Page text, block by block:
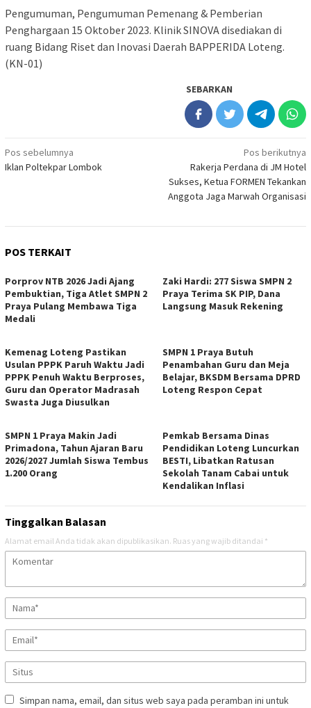
Pengumuman, Pengumuman Pemenang & Pemberian
Penghargaan 15 Oktober 2023. Klinik SINOVA disediakan di
ruang Bidang Riset dan Inovasi Daerah BAPPERIDA Loteng.
(KN-01)
SEBARKAN
Navigasi
pos
Pos sebelumnya
Iklan Poltekpar Lombok
Pos berikutnya
Rakerja Perdana di JM Hotel
Sukses, Ketua FORMEN Tekankan
Anggota Jaga Marwah Organisasi
POS TERKAIT
Porprov NTB 2026 Jadi Ajang
Pembuktian, Tiga Atlet SMPN 2
Praya Pulang Membawa Tiga
Medali
Zaki Hardi: 277 Siswa SMPN 2
Praya Terima SK PIP, Dana
Langsung Masuk Rekening
Kemenag Loteng Pastikan
Usulan PPPK Paruh Waktu Jadi
PPPK Penuh Waktu Berproses,
Guru dan Operator Madrasah
Swasta Juga Diusulkan
SMPN 1 Praya Butuh
Penambahan Guru dan Meja
Belajar, BKSDM Bersama DPRD
Loteng Respon Cepat
SMPN 1 Praya Makin Jadi
Primadona, Tahun Ajaran Baru
2026/2027 Jumlah Siswa Tembus
1.200 Orang
Pemkab Bersama Dinas
Pendidikan Loteng Luncurkan
BESTI, Libatkan Ratusan
Sekolah Tanam Cabai untuk
Kendalikan Inflasi
Tinggalkan Balasan
Alamat email Anda tidak akan dipublikasikan. Ruas yang wajib ditandai *
Simpan nama, email, dan situs web saya pada peramban ini untuk